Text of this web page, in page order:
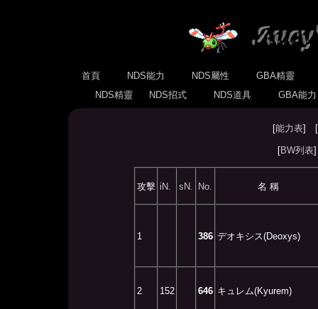
首頁 NDS能力 NDS屬性
GBA精靈
NDS精靈
NDS招式 NDS道具 GBA能
[能力表] [
[BW列表
攻擊 iN. sN. No. 名 稱
1 386 デオキシス(Deoxys)
2 152 646 キュレム(Kyurem)